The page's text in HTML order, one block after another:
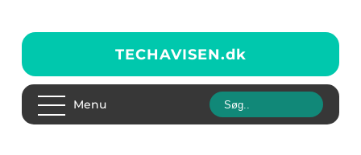
TECHAVISEN.dk
Menu